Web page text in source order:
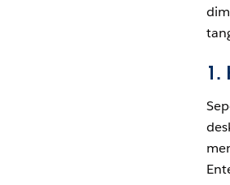
1.